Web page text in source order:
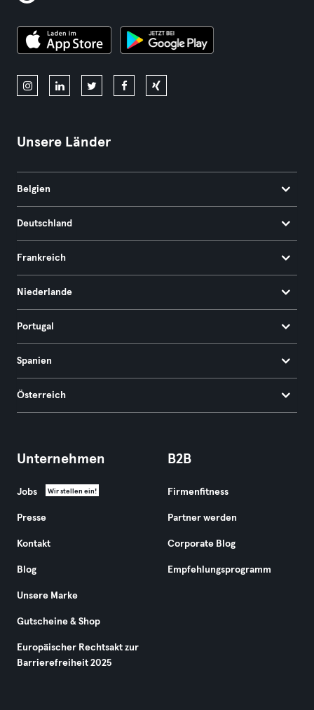
Unsere Länder
Belgien
Deutschland
Frankreich
Niederlande
Portugal
Spanien
Österreich
Unternehmen
Jobs Wir stellen ein!
Presse
Kontakt
Blog
Unsere Marke
Gutscheine & Shop
Europäischer Rechtsakt zur
Barrierefreiheit 2025
B2B
Firmenfitness
Partner werden
Corporate Blog
Empfehlungsprogramm